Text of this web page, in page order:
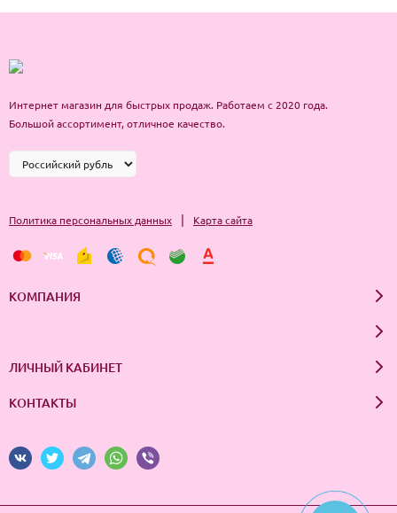
Интернет магазин для быстрых продаж. Работаем с 2020 года.
Большой ассортимент, отличное качество.
Политика персональных данных | Карта сайта
КОМПАНИЯ
ЛИЧНЫЙ КАБИНЕТ
КОНТАКТЫ